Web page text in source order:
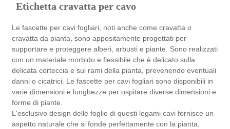
Etichetta cravatta per cavo
Le fascette per cavi fogliari, noti anche come cravatta o
cravatta da pianta, sono appositamente progettati per
supportare e proteggere alberi, arbusti e piante. Sono realizzati
con un materiale morbido e flessibile che è delicato sulla
delicata corteccia e sui rami della pianta, prevenendo eventuali
danni o cicatrici. Le fascette per cavi fogliari sono disponibili in
varie dimensioni e lunghezze per ospitare diverse dimensioni e
forme di piante.
L'esclusivo design delle foglie di questi legami cavi fornisce un
aspetto naturale che si fonde perfettamente con la pianta,